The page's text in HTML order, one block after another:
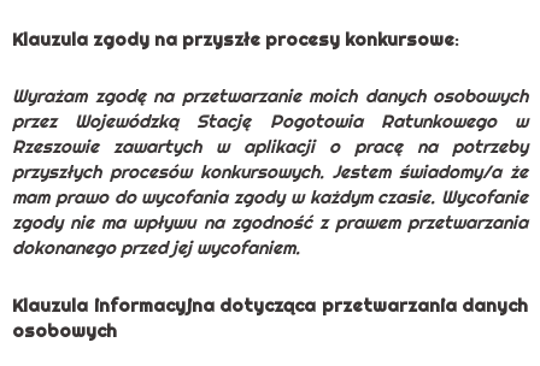
Klauzula zgody na przyszłe procesy konkursowe:
Wyrażam zgodę na przetwarzanie moich danych osobowych
przez Wojewódzką Stację Pogotowia Ratunkowego w
Rzeszowie zawartych w aplikacji o pracę na potrzeby
przyszłych procesów konkursowych. Jestem świadomy/a że
mam prawo do wycofania zgody w każdym czasie. Wycofanie
zgody nie ma wpływu na zgodność z prawem przetwarzania
dokonanego przed jej wycofaniem.
Klauzula informacyjna dotycząca przetwarzania danych
osobowych